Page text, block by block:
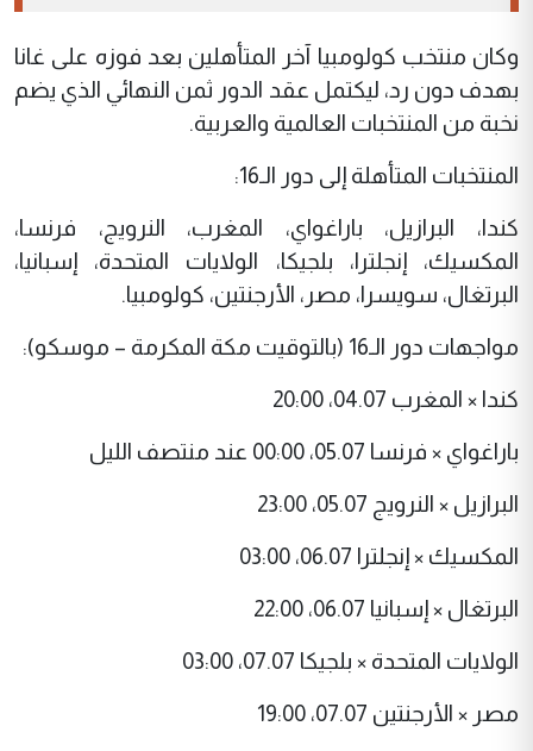
وكان منتخب كولومبيا آخر المتأهلين بعد فوزه على غانا
بهدف دون رد، ليكتمل عقد الدور ثمن النهائي الذي يضم
نخبة من المنتخبات العالمية والعربية.
المنتخبات المتأهلة إلى دور الـ16:
كندا، البرازيل، باراغواي، المغرب، النرويج، فرنسا،
المكسيك، إنجلترا، بلجيكا، الولايات المتحدة، إسبانيا،
البرتغال، سويسرا، مصر، الأرجنتين، كولومبيا.
مواجهات دور الـ16 (بالتوقيت مكة المكرمة – موسكو):
كندا × المغرب 04.07، 20:00
باراغواي × فرنسا 05.07، 00:00 عند منتصف الليل
البرازيل × النرويج 05.07، 23:00
المكسيك × إنجلترا 06.07، 03:00
البرتغال × إسبانيا 06.07، 22:00
الولايات المتحدة × بلجيكا 07.07، 03:00
مصر × الأرجنتين 07.07، 19:00